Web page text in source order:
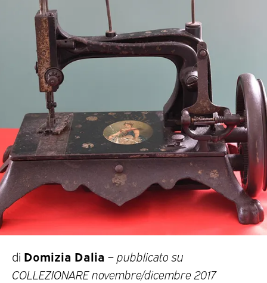
di Domizia Dalia –pubblicato su
COLLEZIONARE novembre/dicembre 2017